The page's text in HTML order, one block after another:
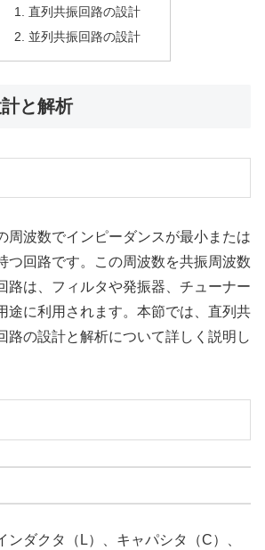
直列共振回路の設計
並列共振回路の設計
と解析
周波数でインピーダンスが最小または
つ回路です。この周波数を共振周波数
路は、フィルタや発振器、チューナー
途に利用されます。本節では、直列共
路の設計と解析について詳しく説明し
ンダクタ（ L）、キャパシタ（C）、